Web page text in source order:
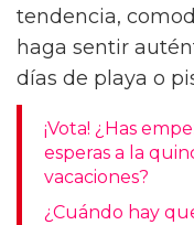
sin duda, es un
te puede frustrar
probablemente
cuerpo en lugar
hecho.
Pero es hora de
bikini no es un